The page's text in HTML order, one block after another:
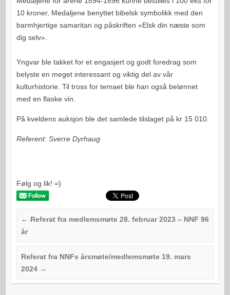
10 kroner. Medaljene benyttet bibelsk symbolikk med den
barmhjertige samaritan og påskriften «Elsk din næste som
dig selv».
Yngvar ble takket for et engasjert og godt foredrag som
belyste en meget interessant og viktig del av vår
kulturhistorie. Til tross for temaet ble han også belønnet
med en flaske vin.
På kveldens auksjon ble det samlede tilslaget på kr 15 010.
Referent: Sverre Dyrhaug
Følg og lik! =)
← Referat fra medlemsmøte 28. februar 2023 – NNF 96
år
Referat fra NNFs årsmøte/medlemsmøte 19. mars
2024 →